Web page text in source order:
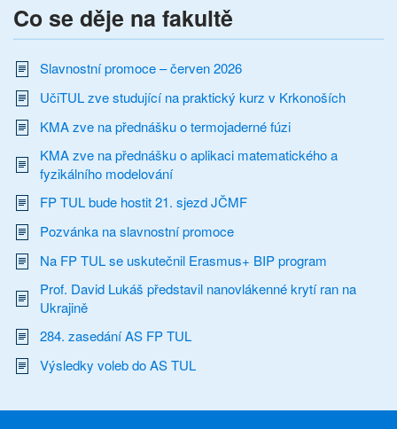
Co se děje na fakultě
Slavnostní promoce – červen 2026
UčiTUL zve studující na praktický kurz v Krkonoších
KMA zve na přednášku o termojaderné fúzi
KMA zve na přednášku o aplikaci matematického a
fyzikálního modelování
FP TUL bude hostit 21. sjezd JČMF
Pozvánka na slavnostní promoce
Na FP TUL se uskutečnil Erasmus+ BIP program
Prof. David Lukáš představil nanovlákenné krytí ran na
Ukrajině
284. zasedání AS FP TUL
Výsledky voleb do AS TUL